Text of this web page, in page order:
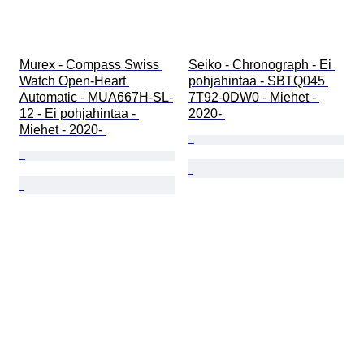
Murex - Compass Swiss
Watch Open-Heart
Automatic - MUA667H-SL-
12 - Ei pohjahintaa -
Miehet - 2020-
Seiko - Chronograph - Ei
pohjahintaa - SBTQ045
7T92-0DW0 - Miehet -
2020-